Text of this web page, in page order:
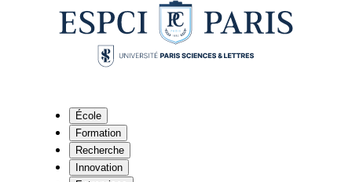
École
Formation
Recherche
Innovation